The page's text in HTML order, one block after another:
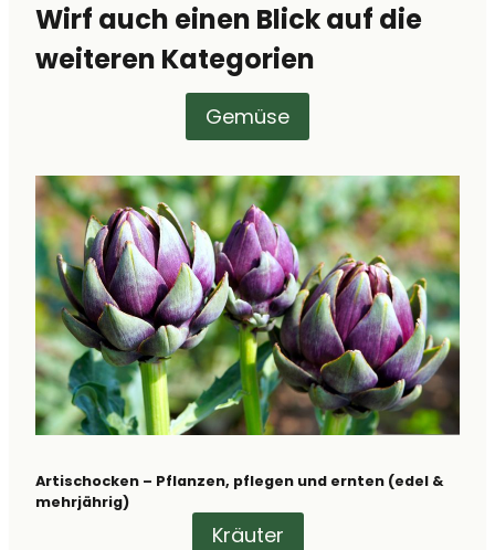
Wirf auch einen Blick auf die
weiteren Kategorien
Gemüse
Artischocken – Pflanzen, pflegen und ernten (edel &
mehrjährig)
Kräuter